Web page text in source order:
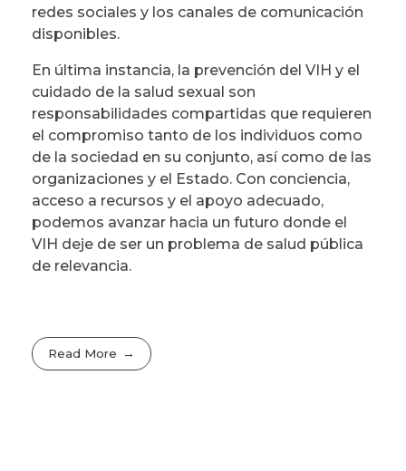
redes sociales y los canales de comunicación
disponibles.
En última instancia, la prevención del VIH y el
cuidado de la salud sexual son
responsabilidades compartidas que requieren
el compromiso tanto de los individuos como
de la sociedad en su conjunto, así como de las
organizaciones y el Estado. Con conciencia,
acceso a recursos y el apoyo adecuado,
podemos avanzar hacia un futuro donde el
VIH deje de ser un problema de salud pública
de relevancia.
Read More